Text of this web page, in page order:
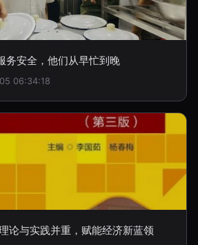
务安全，他们从早忙到晚
06:34:18
论与实践并重，赋能经济新蓝领